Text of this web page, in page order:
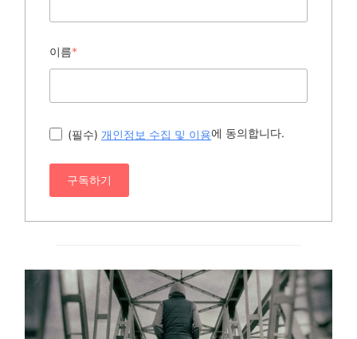
이름*
(필수) 개인정보 수집 및 이용에 동의합니다.
구독하기